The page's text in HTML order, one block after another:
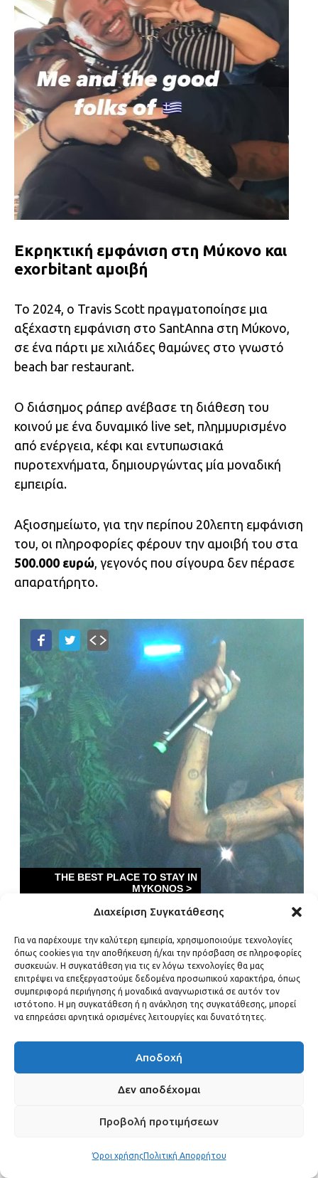
Διαχείριση Συγκατάθεσης
Για να παρέχουμε την καλύτερη εμπειρία, χρησιμοποιούμε τεχνολογίες
όπως cookies για την αποθήκευση ή/και την πρόσβαση σε πληροφορίες
συσκευών. Η συγκατάθεση για τις εν λόγω τεχνολογίες θα μας
επιτρέψει να επεξεργαστούμε δεδομένα προσωπικού χαρακτήρα, όπως
συμπεριφορά περιήγησης ή μοναδικά αναγνωριστικά σε αυτόν τον
ιστότοπο. Η μη συγκατάθεση ή η ανάκληση της συγκατάθεσης, μπορεί
να επηρεάσει αρνητικά ορισμένες λειτουργίες και δυνατότητες.
Αποδοχή
Δεν αποδέχομαι
Προβολή προτιμήσεων
Όροι χρήσηςΠολιτική Απορρήτου
Εκρηκτική εμφάνιση στη Μύκονο και
exorbitant αμοιβή
Το 2024, ο Travis Scott πραγματοποίησε μια
αξέχαστη εμφάνιση στο SantAnna στη Μύκονο,
σε ένα πάρτι με χιλιάδες θαμώνες στο γνωστό
beach bar restaurant.
Ο διάσημος ράπερ ανέβασε τη διάθεση του
κοινού με ένα δυναμικό live set, πλημμυρισμένο
από ενέργεια, κέφι και εντυπωσιακά
πυροτεχνήματα, δημιουργώντας μία μοναδική
εμπειρία.
Αξιοσημείωτο, για την περίπου 20λεπτη εμφάνιση
του, οι πληροφορίες φέρουν την αμοιβή του στα
500.000 ευρώ , γεγονός που σίγουρα δεν πέρασε
απαρατήρητο.
Προσωπική ζωή: Σχέση με την Kylie
Jenner, οι γιοί και ο χωρισμός
Υπήρξε σχέση μεταξύ του Travis Scott
και της
Kylie Jennerπου χρονολογείται από τον Απρίλιο
του 2017, αμέσως μετά από τον χωρισμό της
Tyga
Ο ράπερ και η Jenner έχουν αποκτήσει δύο
Aire Webster, who arrived on February